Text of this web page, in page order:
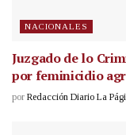
NACIONALES
Juzgado de lo
por feminicidio
por Redacción Diario La